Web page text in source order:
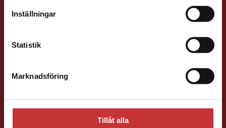
Inställningar
Statistik
Marknadsföring
Tillåt alla
Psykologi, Socialt arbete, Skolledning
E-post